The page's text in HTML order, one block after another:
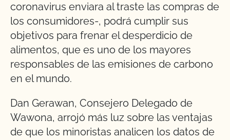
coronavirus enviara al traste las compras de
los consumidores-, podrá cumplir sus
objetivos para frenar el desperdicio de
alimentos, que es uno de los mayores
responsables de las emisiones de carbono
en el mundo.
Dan Gerawan, Consejero Delegado de
Wawona, arrojó más luz sobre las ventajas
de que los minoristas analicen los datos de